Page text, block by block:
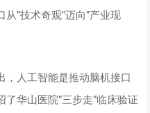
从"技术奇观"迈向"产业现
，人工智能是推动脑机接口
了华山医院"三步走"临床验证